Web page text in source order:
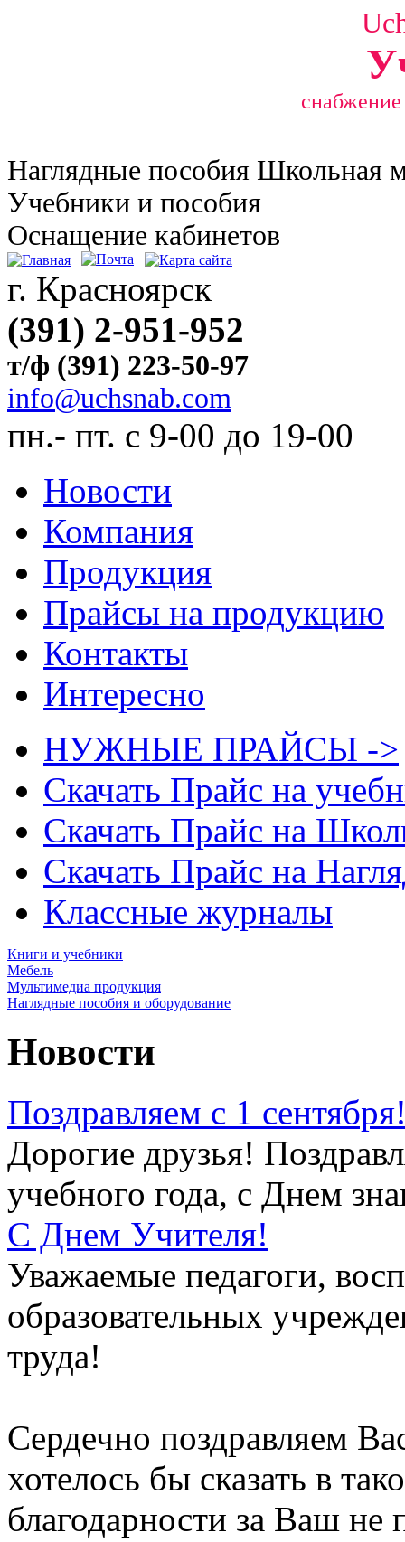
Наглядные пособия Школьная
Учебники и пособия
Оснащение кабинетов
г. Красноярск
(391) 2-951-952
т/ф (391) 223-50-97
info@uchsnab.com
пн.- пт. с 9-00 до 19-00
Новости
Компания
Продукция
Прайсы на продукцию
Контакты
Интересно
НУЖНЫЕ ПРАЙСЫ ->
Скачать Прайс на
Скачать Прайс на
Скачать Прайс на
Классные журналы
Книги и учебники
Мебель
Мультимедиа продукция
Наглядные пособия и оборудование
Новости
Поздравляем с 1
Дорогие друзья!
учебного года, с Днем
С Днем Учителя!
Уважаемые педагоги,
образовательных
труда!
Сердечно поздравляем
хотелось бы сказать в
благодарности за Ваш